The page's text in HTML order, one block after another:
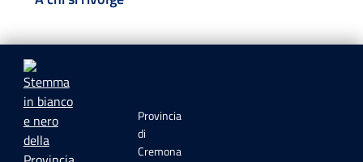
Provincia
di
Cremona